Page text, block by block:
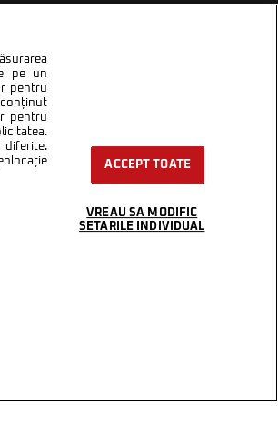
pe un
pentru
pentru
diferite.
ACCEPT TOATE
VREAU SA MODIFIC
SETARILE INDIVIDUAL